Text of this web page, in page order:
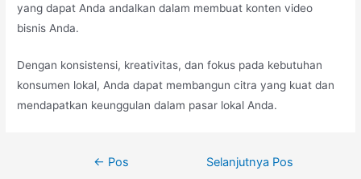
yang dapat Anda andalkan dalam membuat konten video
bisnis Anda.
Dengan konsistensi, kreativitas, dan fokus pada kebutuhan
konsumen lokal, Anda dapat membangun citra yang kuat dan
mendapatkan keunggulan dalam pasar lokal Anda.
← Pos
Selanjutnya Pos